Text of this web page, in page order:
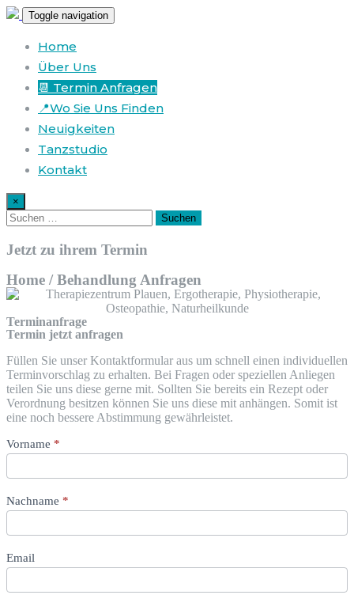
Toggle navigation
Home
Über Uns
📆 Termin Anfragen
📍Wo Sie Uns Finden
Neuigkeiten
Tanzstudio
Kontakt
×
Jetzt zu ihrem Termin
Home / Behandlung Anfragen
Terminanfrage
Termin jetzt anfragen
Füllen Sie unser Kontaktformular aus um schnell einen individuellen
Terminvorschlag zu erhalten. Bei Fragen oder speziellen Anliegen
teilen Sie uns diese gerne mit. Sollten Sie bereits ein Rezept oder
Verordnung besitzen können Sie uns diese mit anhängen. Somit ist
eine noch bessere Abstimmung gewährleistet.
Termin
vereinbaren
Vorname *
Nachname *
Email
If
you
are
leave
this
field